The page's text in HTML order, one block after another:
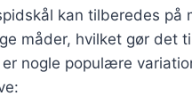
kan tilberedes på
måder, hvilket gør det
nogle populære